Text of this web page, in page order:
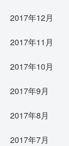
2017年12月
2017年11月
2017年10月
2017年9月
2017年8月
2017年7月